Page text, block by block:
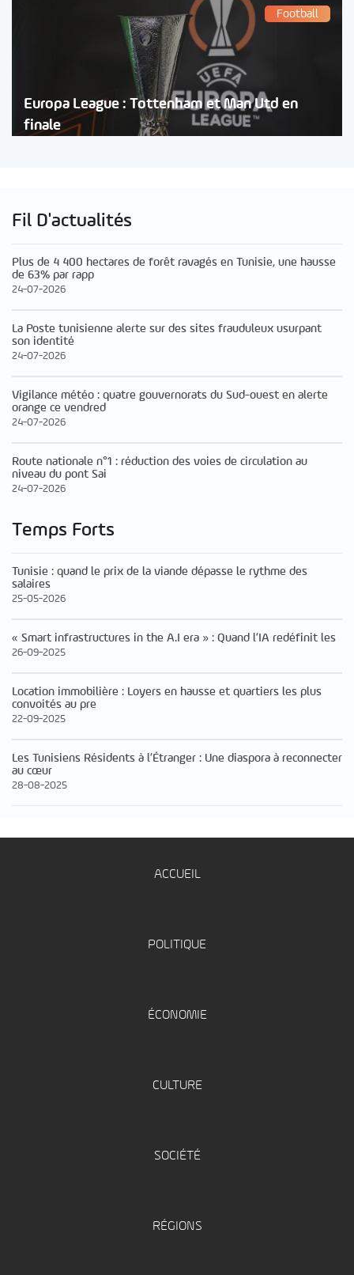
Football
Europa League : Tottenham et Man Utd en
finale
Fil D'actualités
Plus de 4 400 hectares de forêt ravagés en Tunisie, une hausse
de 63% par rapp
24-07-2026
La Poste tunisienne alerte sur des sites frauduleux usurpant
son identité
24-07-2026
Vigilance météo : quatre gouvernorats du Sud-ouest en alerte
orange ce vendred
24-07-2026
Route nationale n°1 : réduction des voies de circulation au
niveau du pont Sai
24-07-2026
Temps Forts
Tunisie : quand le prix de la viande dépasse le rythme des
salaires
25-05-2026
« Smart infrastructures in the A.I era » : Quand l’IA redéfinit les
26-09-2025
Location immobilière : Loyers en hausse et quartiers les plus
convoités au pre
22-09-2025
Les Tunisiens Résidents à l’Étranger : Une diaspora à reconnecter
au cœur
28-08-2025
ACCUEIL
POLITIQUE
ÉCONOMIE
CULTURE
SOCIÉTÉ
RÉGIONS